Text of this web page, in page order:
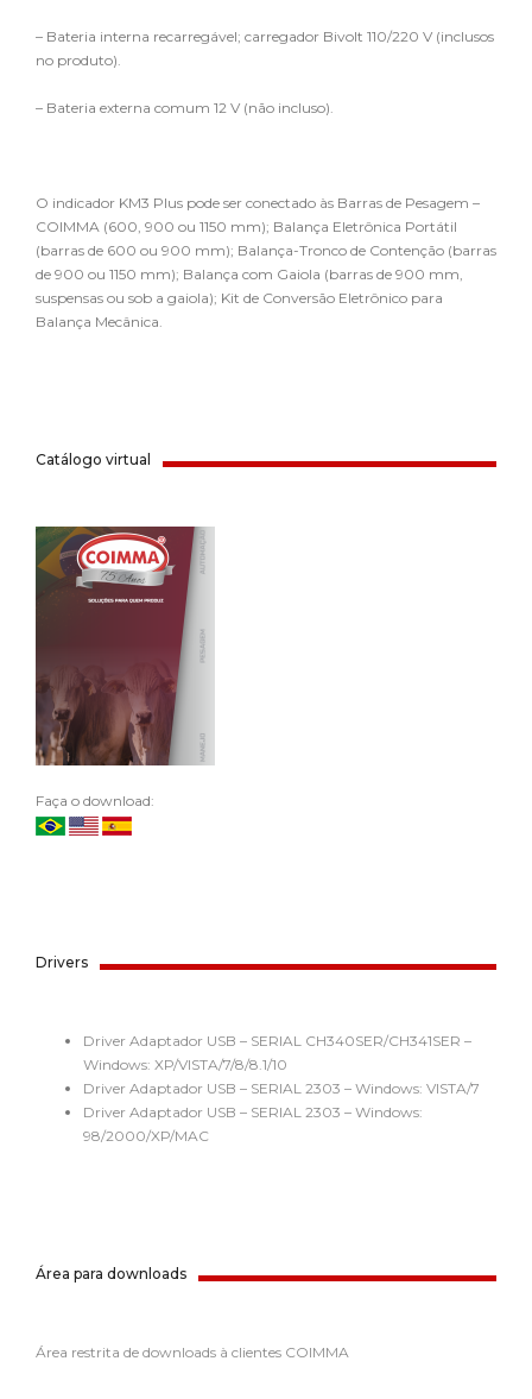
– Bateria interna recarregável; carregador Bivolt 110/220 V (inclusos
no produto).
– Bateria externa comum 12 V (não incluso).
O indicador KM3 Plus pode ser conectado às Barras de Pesagem –
COIMMA (600, 900 ou 1150 mm); Balança Eletrônica Portátil
(barras de 600 ou 900 mm); Balança-Tronco de Contenção (barras
de 900 ou 1150 mm); Balança com Gaiola (barras de 900 mm,
suspensas ou sob a gaiola); Kit de Conversão Eletrônico para
Balança Mecânica.
Catálogo virtual
Faça o download:
Drivers
Driver Adaptador USB – SERIAL CH340SER/CH341SER –
Windows: XP/VISTA/7/8/8.1/10
Driver Adaptador USB – SERIAL 2303 – Windows: VISTA/7
Driver Adaptador USB – SERIAL 2303 – Windows:
98/2000/XP/MAC
Área para downloads
Área restrita de downloads à clientes COIMMA